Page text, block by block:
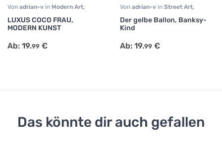
Von adrian-v in Modern Art,
LUXUS COCO FRAU,
MODERN KUNST
Ab: 19.99 €
Von adrian-v in Street Art,
Der gelbe Ballon, Banksy-
Kind
Ab: 19.99 €
Das könnte dir auch gefallen